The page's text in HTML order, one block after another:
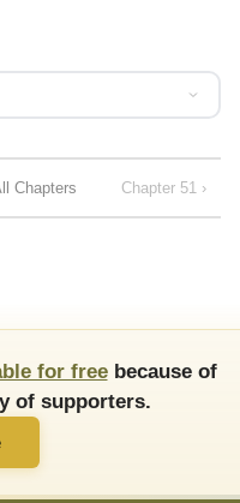
Chapters Chapter 51 ›
for freebecause of
of supporters.